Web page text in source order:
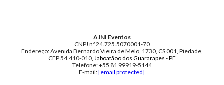
AJNI Eventos
CNPJ nº 24.725.5070001-70
Endereço: Avenida Bernardo Vieira de Melo, 1730, CS 001, Piedade,
CEP54.410-010, Jaboatãoo dos Guararapes - PE
Telefone: +55 81 99919-5144
E-mail:[email protected]